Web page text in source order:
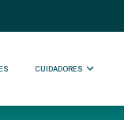
CUIDADORES